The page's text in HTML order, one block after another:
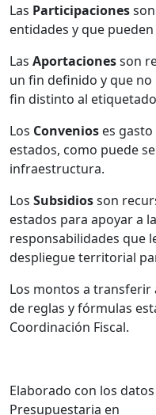
Las Participaciones
entidades y que
Las Aportacionesson
un fin definido y que
fin distinto al
Los Convenios es
estados, como puede
infraestructura.
Los Subsidiosson
estados para apoyar a
responsabilidades que
despliegue territorial
Los montos a transferir
de reglas y fórmulas
Coordinación Fiscal.
Elaborado con los
Presupuestaria en